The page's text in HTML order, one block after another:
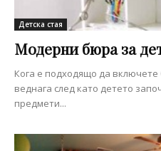
Детска стая
Модерни бюра за
Кога е подходящо да
веднага след като детето
предмети...